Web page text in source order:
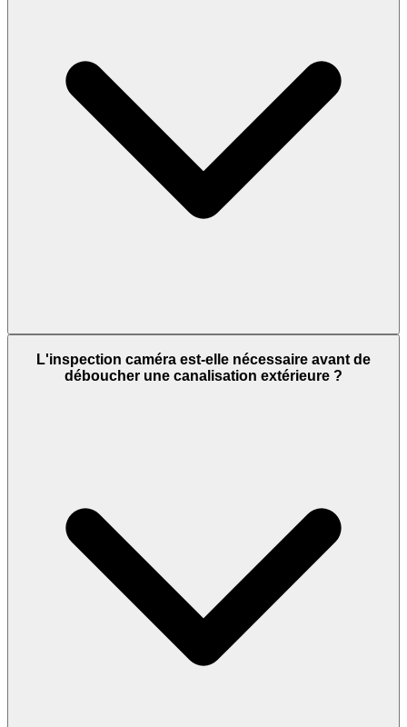
L'inspection caméra est-elle nécessaire avant de
déboucher une canalisation extérieure ?